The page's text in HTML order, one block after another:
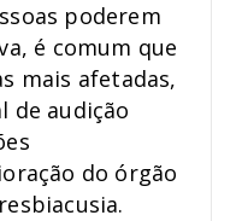
poderem
é comum que
mais afetadas,
de audição
do órgão